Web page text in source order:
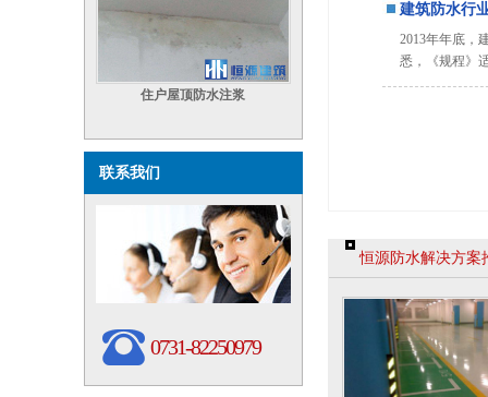
住户屋顶防水注浆
联系我们
0731-82250979
建筑防水行
2013年年底，
悉，《规程》
恒源防水解决方案